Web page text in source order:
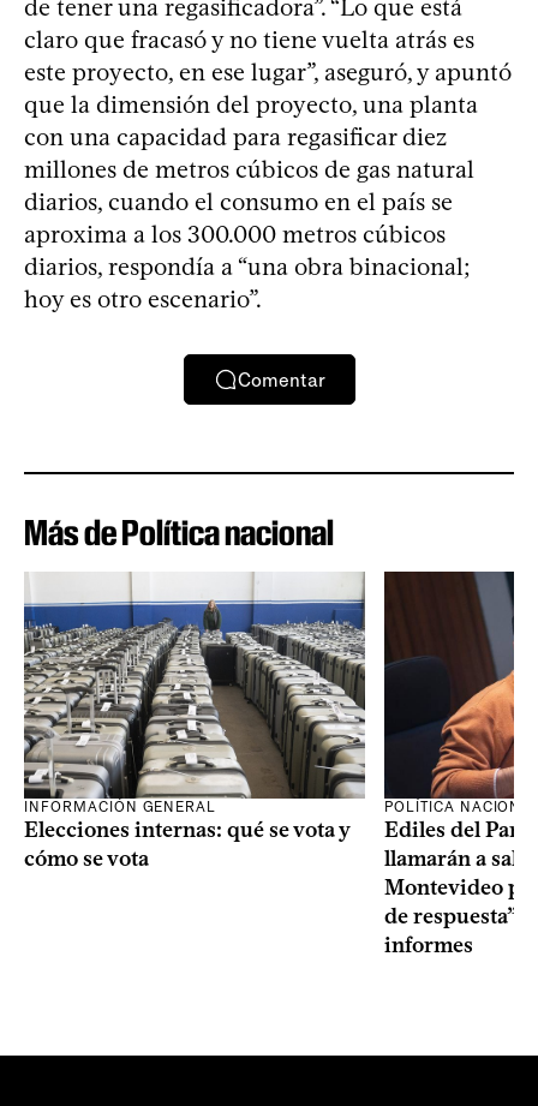
de tener una regasificadora”. “Lo que está
claro que fracasó y no tiene vuelta atrás es
este proyecto, en ese lugar”, aseguró, y apuntó
que la dimensión del proyecto, una planta
con una capacidad para regasificar diez
millones de metros cúbicos de gas natural
diarios, cuando el consumo en el país se
aproxima a los 300.000 metros cúbicos
diarios, respondía a “una obra binacional;
hoy es otro escenario”.
Comentar
Más de Política nacional
INFORMACIÓN GENERAL
Elecciones internas: qué se vota y
cómo se vota
POLÍTICA
Ediles del
llamarán a sala
Montevideo
de respuesta”
informes